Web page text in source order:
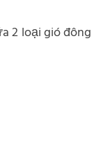
loại gió